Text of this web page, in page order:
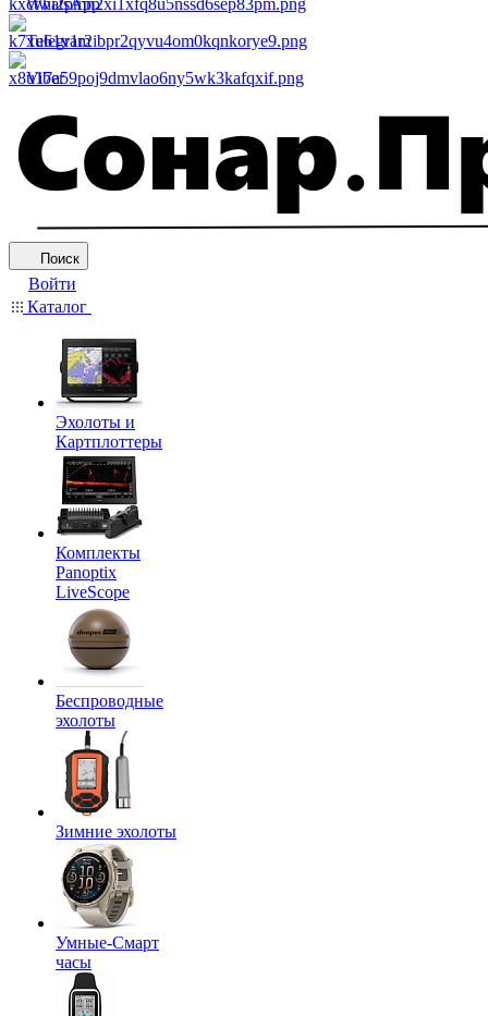
WhatsApp
Telegram
Viber
Поиск
Войти
Каталог
Эхолоты и
Картплоттеры
Комплекты
Panoptix
LiveScope
Беспроводные
эхолоты
Зимние эхолоты
Умные-Смарт
часы